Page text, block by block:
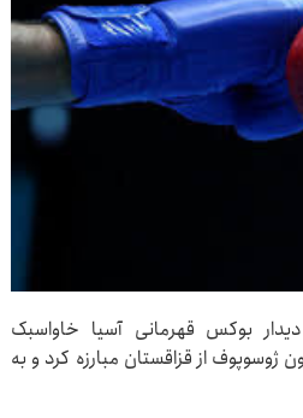
بوکس قهرمانی آسیا خاواسبک
ژوسوپوف از قزاقستان مبارزه کرد و به